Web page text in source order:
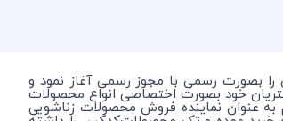
بصورت رسمی با مجوز رسمی آغاز نمود و
خود بصورت اختصاصی انواع محصولات
عنوان نماینده فروش محصولات زناشویی